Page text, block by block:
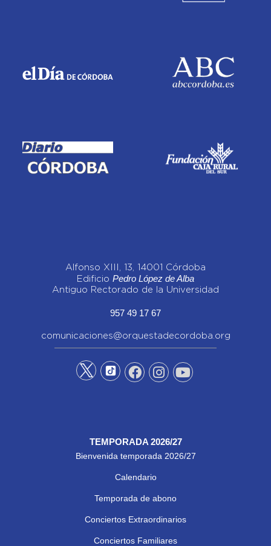
Alfonso XIII, 13, 14001 Córdoba
Edificio Pedro López de Alba
Antiguo Rectorado de la Universidad
957 49 17 67
comunicaciones@orquestadecordoba.org
TEMPORADA 2026/27
Bienvenida temporada 2026/27
Calendario
Temporada de abono
Conciertos Extraordinarios
Conciertos Familiares